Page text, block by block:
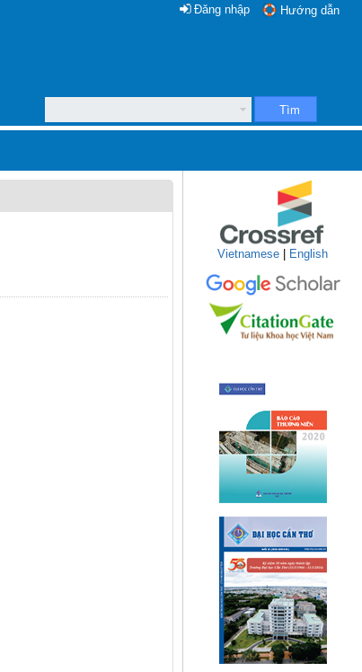
Hướng dẫn
Đăng nhập
Tìm
Vietnamese English